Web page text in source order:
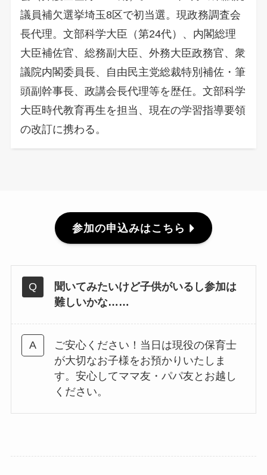
議員補欠選挙埼玉8区で初当選。現政務調査会
長代理。文部科学大臣（第24代）、内閣総理
大臣補佐官、総務副大臣、外務大臣政務官、衆
議院内閣委員長、自由民主党総裁特別補佐・筆
頭副幹事長、政講会長代理等を歴任。文部科学
大臣時代教育再生を担当、現在の学習指導要領
の改訂に携わる。
参加の申込みはこちら
聞いてみたいけど子供がいるし参加は
難しいかな……
ご安心ください！当日は現役の保育士
が大切なお子様をお預かりいたしま
す。安心してママ友・パパ友とお越し
ください。